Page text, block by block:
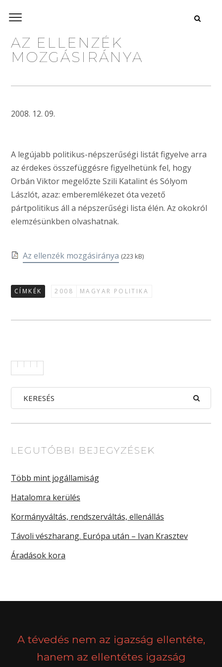
AZ ELLENZÉK
MOZGÁSIRÁNYA
2008. 12. 09.
A legújabb politikus-népszerűségi listát figyelve arra
az érdekes összefüggésre figyelhetünk fel, hogy
Orbán Viktor megelőzte Szili Katalint és Sólyom
Lászlót, azaz: emberemlékezet óta vezető
pártpolitikus áll a népszerűségi lista élén. Az okokról
elemzésünkben olvashatnak.
Az ellenzék mozgásiránya (223 kB)
CÍMKÉK 2008 MAGYAR POLITIKA
LEGUTÓBBI BEJEGYZÉSEK
Több mint jogállamiság
Hatalomra kerülés
Kormányváltás, rendszerváltás, ellenállás
Távoli vészharang. Európa után – Ivan Krasztev
Áradások kora
A tévedés nem az igazság ellentéte,
hanem az ellentétes igazság